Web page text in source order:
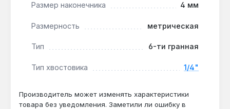
наконечника 4 мм обеспечивает полный
минимизируя риск срыва шлица при высоком
крутящем моменте.
Головка длиной 25 мм предназначена для
обслуживании и ремонте механизмов, мебели,
электроники и другого оборудования.
Размер наконечника 4 мм
Размерность метрическая
Тип 6-ти гранная
Тип хвостовика 1/4"
Производитель может изменять характеристики
товара без уведомления. Заметили ли ошибку в